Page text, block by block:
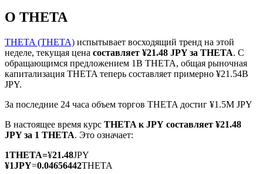
Фьючерсы на COIN-M
TradFi
Деривативы на акции, форекс, драгоценные металлы и
сырьевые товары
О THETA
THETA (THETA) испытывает восходящий тренд на этой
неделе, текущая цена составляет ¥21.48 JPY за THETA. С
обращающимся предложением 1B THETA, общая рыночная
капитализация THETA теперь составляет примерно ¥21.54B
JPY.
За последние 24 часа объем торгов THETA достиг ¥1.5M JPY
В настоящее время курс THETA к JPY составляет ¥21.48
JPY за 1 THETA. Это означает:
1THETA=¥21.48JPY
¥1JPY=0.04656442THETA